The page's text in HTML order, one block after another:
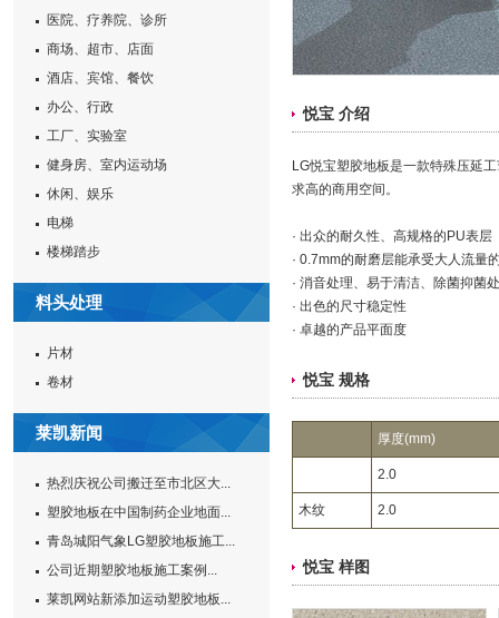
医院、疗养院、诊所
商场、超市、店面
酒店、宾馆、餐饮
办公、行政
工厂、实验室
健身房、室内运动场
休闲、娱乐
电梯
楼梯踏步
料头处理
片材
卷材
莱凯新闻
热烈庆祝公司搬迁至市北区大...
塑胶地板在中国制药企业地面...
青岛城阳气象LG塑胶地板施工...
公司近期塑胶地板施工案例...
莱凯网站新添加运动塑胶地板...
悦宝 介绍
LG悦宝塑胶地板是一款特殊压延
求高的商用空间。
· 出众的耐久性、高规格的PU表层
· 0.7mm的耐磨层能承受大人流量
· 消音处理、易于清洁、除菌抑菌
· 出色的尺寸稳定性
· 卓越的产品平面度
悦宝 规格
厚度(mm)
2.0
木纹 2.0
悦宝 样图